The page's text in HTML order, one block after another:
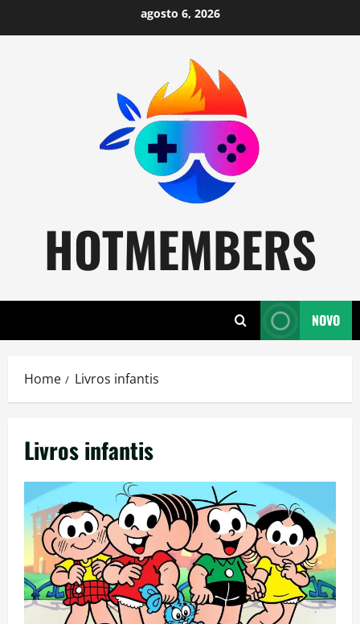
to
agosto 6, 2026
HOTMEMBERS
NOVO
Home Livros infantis
Livros infantis